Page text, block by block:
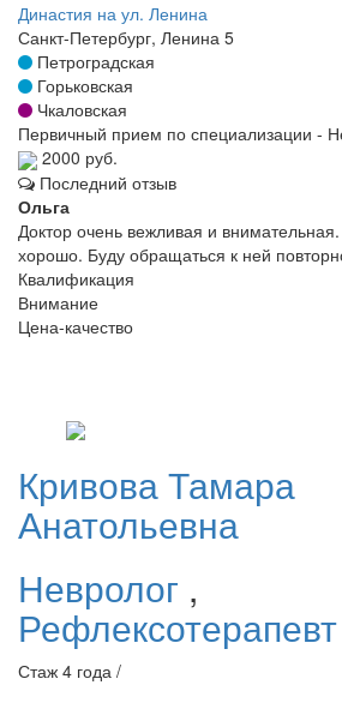
Династия на ул. Ленина
Санкт-Петербург, Ленина 5
Петроградская
Горьковская
Чкаловская
Первичный прием по специализации -
2000 руб.
Последний отзыв
Ольга
Доктор очень вежливая и
хорошо. Буду обращаться к ней
Квалификация
Внимание
Цена-качество
КривоваТамара
Анатольевна
Невролог ,
Рефлексотерапевт
Стаж 4 года /